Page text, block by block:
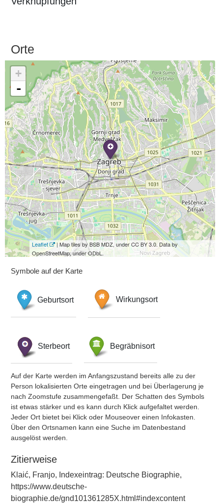
Orte
+
-
Leaflet
| Map tiles by BSB MDZ, under CC BY 3.0. Data by
OpenStreetMap, under ODbL.
Symbole auf der Karte
Geburtsort Wirkungsort
Sterbeort Begräbnisort
Auf der Karte werden im Anfangszustand bereits alle zu der
Person lokalisierten Orte eingetragen und bei Überlagerung je
nach Zoomstufe zusammengefaßt. Der Schatten des Symbols
ist etwas stärker und es kann durch Klick aufgefaltet werden.
Jeder Ort bietet bei Klick oder Mouseover einen Infokasten.
Über den Ortsnamen kann eine Suche im Datenbestand
ausgelöst werden.
Zitierweise
Klaić, Franjo, Indexeintrag: Deutsche Biographie,
https://www.deutsche-
biographie.de/gnd101361285X.html#indexcontent